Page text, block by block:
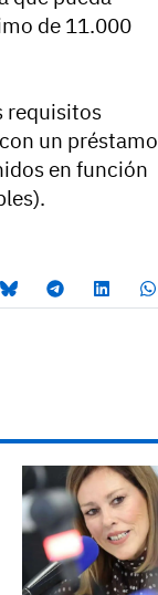
de 11.000
requisitos
un préstamo
en función